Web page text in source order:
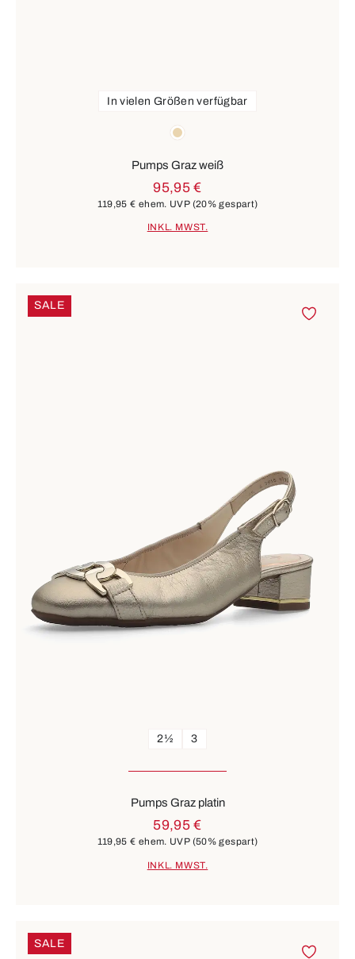
beige
In vielen Größen verfügbar
Pumps Graz weiß
95,95 €
119,95 € ehem. UVP (20% gespart)
INKL. MWST.
SALE
2½ 3
Pumps Graz platin
59,95 €
119,95 € ehem. UVP (50% gespart)
INKL. MWST.
SALE